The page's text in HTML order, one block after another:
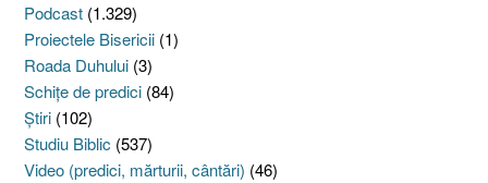
Podcast (1.329)
Proiectele Bisericii (1)
Roada Duhului (3)
Schiţe de predici (84)
Ştiri (102)
Studiu Biblic (537)
Video (predici, mărturii, cântări) (46)